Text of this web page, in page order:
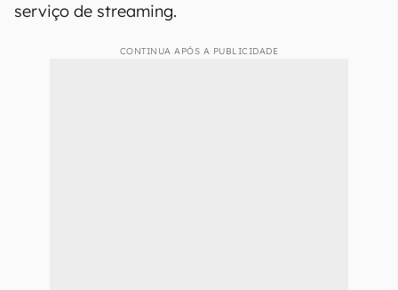
serviço de streaming.
CONTINUA APÓS A PUBLICIDADE